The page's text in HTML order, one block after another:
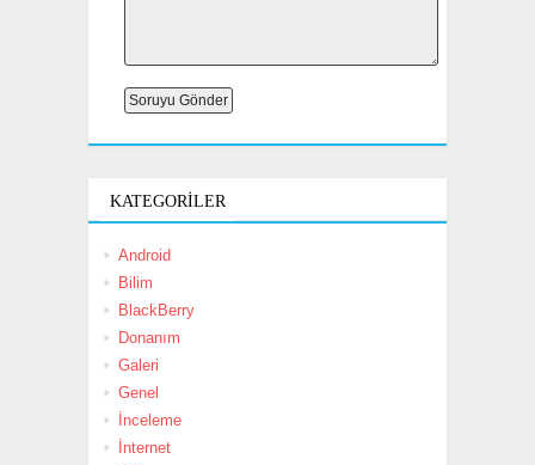
KATEGORILER
Android
Bilim
BlackBerry
Donanım
Galeri
Genel
İnceleme
İnternet